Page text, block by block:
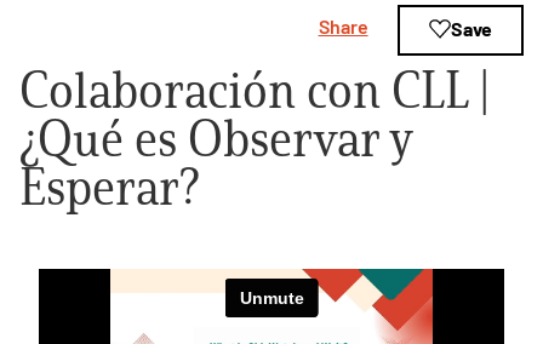
Healthcare Professionals
About PEN
About Us
Empowerment Leads
Colaboración con CLL |
¿Qué es Observar y
Esperar?
Share Save